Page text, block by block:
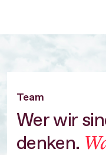
Team
Wer wir
denken.